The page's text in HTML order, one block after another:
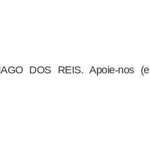
DOS REIS. Apoie-nos (e